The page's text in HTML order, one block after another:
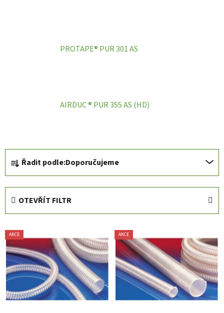
PROTAPE® PUR 301 AS
AIRDUC ® PUR 355 AS (HD)
Ř
a
z
p
r
o
d
u
k
Řadit podle:Doporučujeme
OTEVŘÍT FILTR
V
ý
p
i
s
p
AKCE AKCE